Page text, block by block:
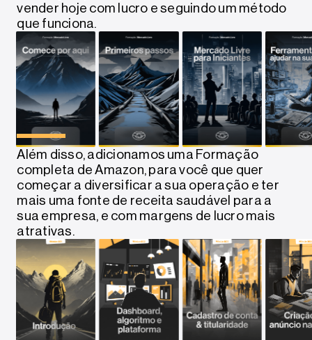
vender hoje com lucro e seguindo um método
que funciona.
Além disso, adicionamos uma Formação
completa de Amazon, para você que quer
começar a diversificar a sua operação e ter
mais uma fonte de receita saudável para a
sua empresa, e com margens de lucro mais
atrativas.